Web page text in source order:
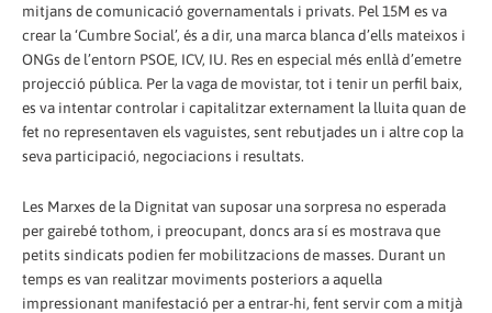
mitjans de comunicació governamentals i privats. Pel 15M es va
crear la ‘Cumbre Social’, és a dir, una marca blanca d’ells mateixos i
ONGs de l’entorn PSOE, ICV, IU. Res en especial més enllà d’emetre
projecció pública. Per la vaga de movistar, tot i tenir un perfil baix,
es va intentar controlar i capitalitzar externament la lluita quan de
fet no representaven els vaguistes, sent rebutjades un i altre cop la
seva participació, negociacions i resultats.
Les Marxes de la Dignitat van suposar una sorpresa no esperada
per gairebé tothom, i preocupant, doncs ara sí es mostrava que
petits sindicats podien fer mobilitzacions de masses. Durant un
temps es van realitzar moviments posteriors a aquella
impressionant manifestació per a entrar-hi, fent servir com a mitjà